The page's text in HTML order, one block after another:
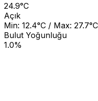
24.9°C
Açık
Min: 12.4°C / Max: 27.7°C
Bulut Yoğunluğu
1.0%